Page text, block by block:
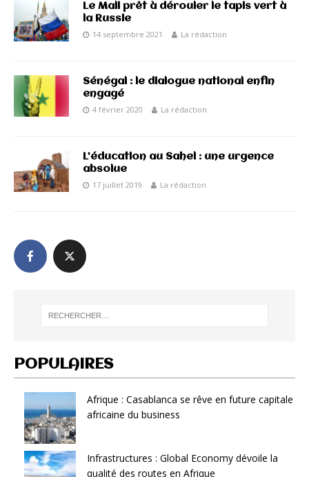
Le Mali prêt à dérouler le tapis vert à
la Russie
14 septembre 2021 La rédaction
Sénégal : le dialogue national enfin
engagé
4 février 2020 La rédaction
L’éducation au Sahel : une urgence
absolue
17 juillet 2019 La rédaction
POPULAIRES
Afrique : Casablanca se rêve en future capitale
africaine du business
Infrastructures : Global Economy dévoile la
qualité des routes en Afrique